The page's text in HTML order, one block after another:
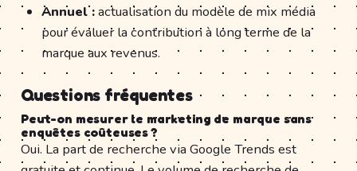
Annuel :actualisation du modèle de mix média
pour évaluer la contribution à long terme de la
marque aux revenus.
Questions fréquentes
Peut-on mesurer le marketing de marque sans
enquêtes coûteuses ?
Oui. La part de recherche via Google Trends est